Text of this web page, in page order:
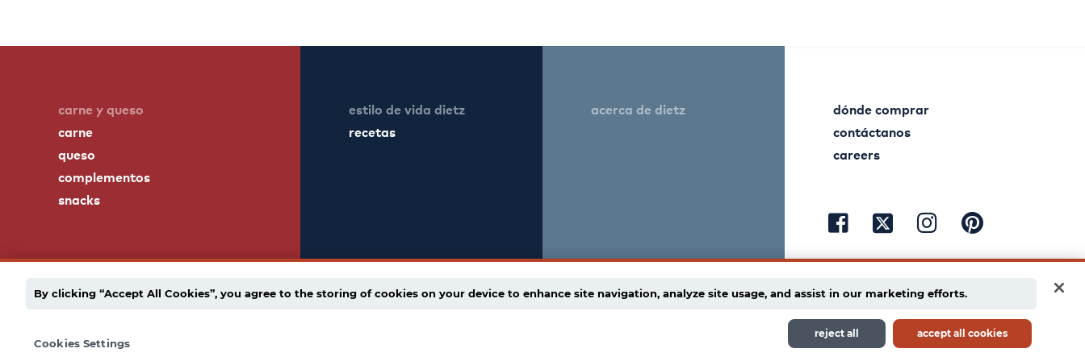
carne y queso
carne
queso
complementos
snacks
estilo de vida dietz
recetas
acerca de dietz
dónde comprar
contáctanos
careers
visit
facebookvisit
visit
instagram
visit
pinterest
© 1939 - 2026 Dietz & Watson. Todos los derechos reservados.
By clicking “Accept All Cookies”, you agree to the storing of cookies on your device to enhance site navigation, analyze site usage, and assist in our marketing efforts.
Cookies Settings
reject all accept all cookies